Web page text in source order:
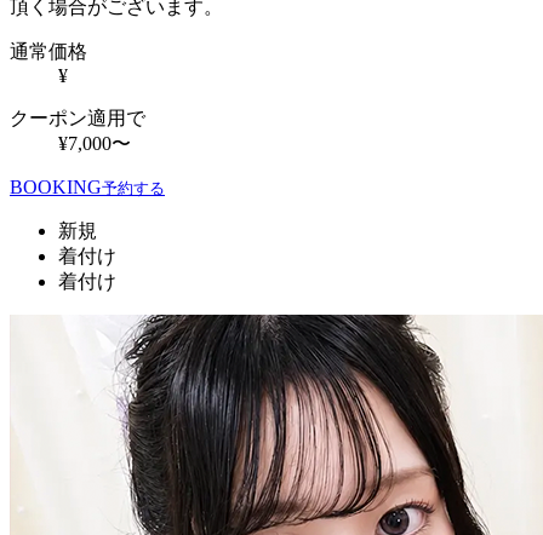
頂く場合がございます。
通常価格
¥
クーポン適用で
¥7,000〜
BOOKING予約する
新規
着付け
着付け